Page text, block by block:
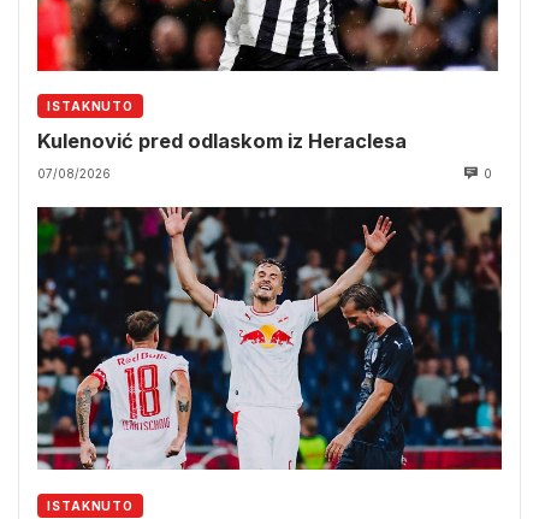
ISTAKNUTO
Kulenović pred odlaskom iz Heraclesa
07/08/2026 0
ISTAKNUTO